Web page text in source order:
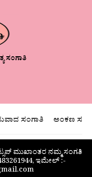
ಸಂಗಾತಿ
ಸಂಗಾತಿ ಅಂಕಣ
ಮುಖಾಂತರ ನಮ್ಮ ಸಂಗತಿ
ಇಮೇಲ್ :-